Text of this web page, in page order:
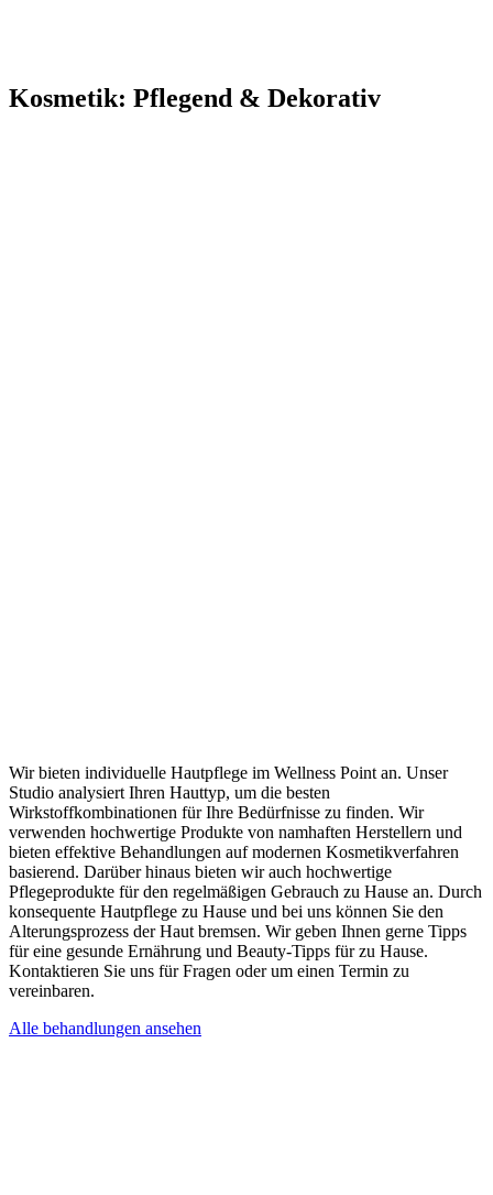
Kosmetik: Pflegend & Dekorativ
Wir bieten individuelle Hautpflege im Wellness Point an. Unser
Studio analysiert Ihren Hauttyp, um die besten
Wirkstoffkombinationen für Ihre Bedürfnisse zu finden. Wir
verwenden hochwertige Produkte von namhaften Herstellern und
bieten effektive Behandlungen auf modernen Kosmetikverfahren
basierend. Darüber hinaus bieten wir auch hochwertige
Pflegeprodukte für den regelmäßigen Gebrauch zu Hause an. Durch
konsequente Hautpflege zu Hause und bei uns können Sie den
Alterungsprozess der Haut bremsen. Wir geben Ihnen gerne Tipps
für eine gesunde Ernährung und Beauty-Tipps für zu Hause.
Kontaktieren Sie uns für Fragen oder um einen Termin zu
vereinbaren.
Alle behandlungen ansehen